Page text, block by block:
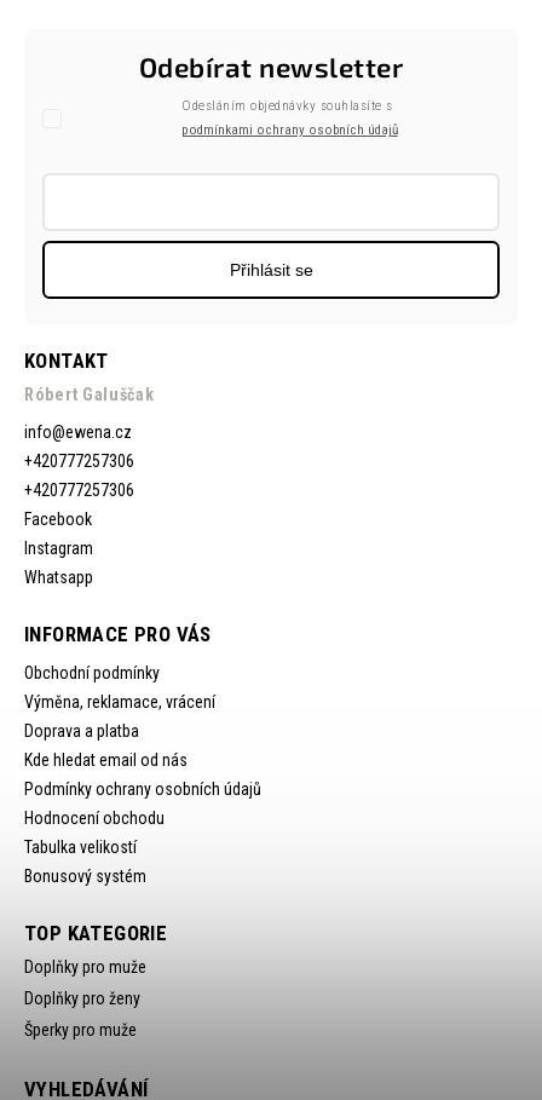
KONTAKT
Róbert Galuščak
info@ewena.cz
+420777257306
+420777257306
Facebook
Instagram
Whatsapp
INFORMACE PRO VÁS
Obchodní podmínky
Výměna, reklamace, vrácení
Doprava a platba
Kde hledat email od nás
Podmínky ochrany osobních údajů
Hodnocení obchodu
Tabulka velikostí
Bonusový systém
Odebírat newsletter
Odesláním objednávky souhlasíte s
podmínkami ochrany osobních údajů
Přihlásit se
TOP KATEGORIE
Doplňky pro muže
Doplňky pro ženy
Šperky pro muže
VYHLEDÁVÁNÍ